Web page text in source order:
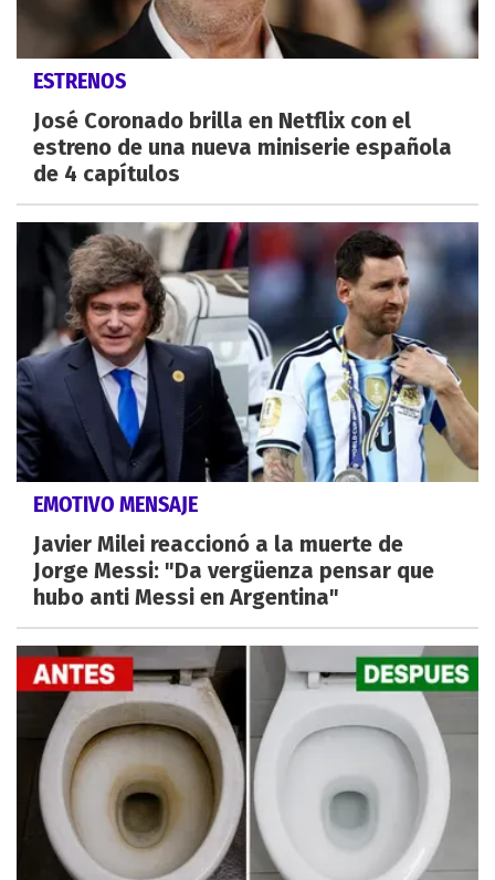
ESTRENOS
José Coronado brilla en Netflix con el
estreno de una nueva miniserie española
de 4 capítulos
EMOTIVO MENSAJE
Javier Milei reaccionó a la muerte de
Jorge Messi: "Da vergüenza pensar que
hubo anti Messi en Argentina"